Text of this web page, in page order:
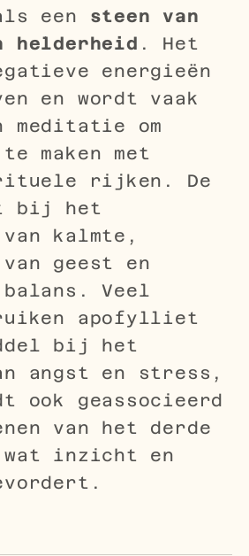
een steen van
helderheid . Het
energieën
en wordt vaak
om
maken met
rijken. De
bij het
kalmte,
geest en
Veel
apofylliet
bij het
angst en stress,
ook geassocieerd
van het derde
wat inzicht en